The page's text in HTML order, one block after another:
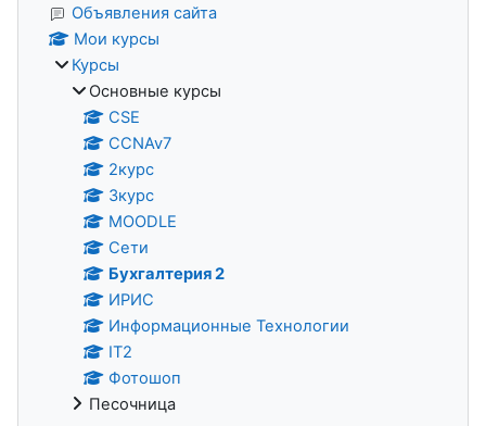
Объявления сайта
Мои курсы
Курсы
Основные курсы
CSE
CCNAv7
2курс
3курс
MOODLE
Сети
Бухгалтерия 2
ИРИС
Информационные Технологии
IT2
Фотошоп
Песочница